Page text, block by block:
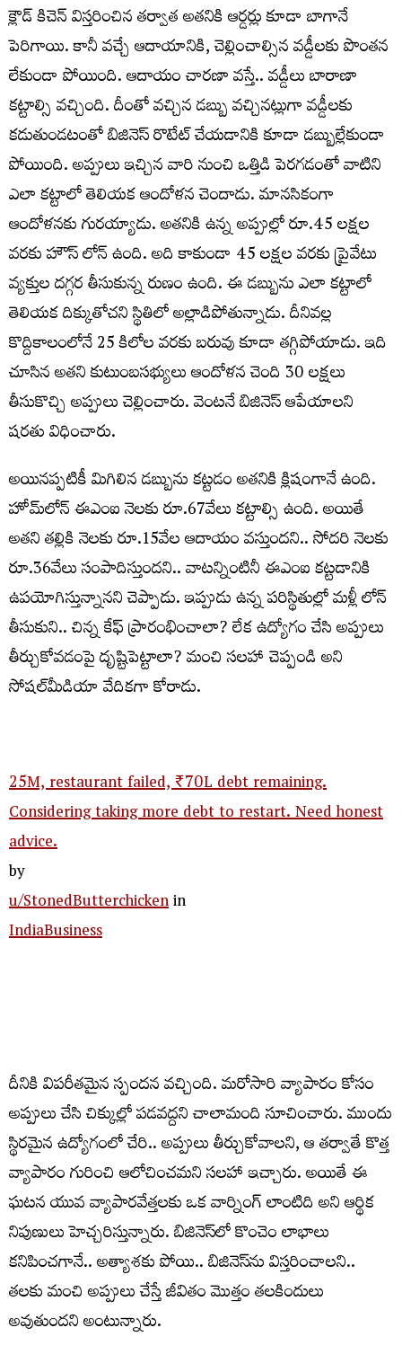
క్లౌడ్ కిచెన్ విస్తరించిన తర్వాత అతనికి ఆర్డర్లు కూడా బాగానే
పెరిగాయి. కానీ వచ్చే ఆదాయానికి, చెల్లించాల్సిన వడ్డీలకు పొంతన
లేకుండా పోయింది. ఆదాయం చారణా వస్తే.. వడ్డీలు బారాణా
కట్టాల్సి వచ్చింది. దీంతో వచ్చిన డబ్బు వచ్చినట్లుగా వడ్డీలకు
కడుతుండటంతో బిజినెస్ రొటేట్ చేయడానికి కూడా డబ్బుల్లేకుండా
పోయింది. అప్పులు ఇచ్చిన వారి నుంచి ఒత్తిడి పెరగడంతో వాటిని
ఎలా కట్టాలో తెలియక ఆందోళన చెందాడు. మానసికంగా
ఆందోళనకు గురయ్యాడు. అతనికి ఉన్న అప్పుల్లో రూ.45 లక్షల
వరకు హౌస్ లోన్ ఉంది. అది కాకుండా 45 లక్షల వరకు ప్రైవేటు
వ్యక్తుల దగ్గర తీసుకున్న రుణం ఉంది. ఈ డబ్బును ఎలా కట్టాలో
తెలియక దిక్కుతోచని స్థితిలో అల్లాడిపోతున్నాడు.దీనివల్ల
కొద్దికాలంలోనే 25 కిలోల వరకు బరువు కూడా తగ్గిపోయాడు.ఇది
చూసిన అతని కుటుంబసభ్యులు ఆందోళన చెంది 30 లక్షలు
తీసుకొచ్చి అప్పులు చెల్లించారు.వెంటనే బిజినెస్ ఆపేయాలని
షరతు విధించారు.
అయినప్పటికీ మిగిలిన డబ్బును కట్టడం అతనికి క్లిషంగానే ఉంది.
హోమ్‌లోన్ ఈఎంఐ నెలకు రూ.67వేలు కట్టాల్సి ఉంది. అయితే
అతని తల్లికి నెలకు రూ.15వేల ఆదాయం వస్తుందని.. సోదరి నెలకు
రూ.36వేలు సంపాదిస్తుందని.. వాటన్నింటినీ ఈఎంఐ కట్టడానికి
ఉపయోగిస్తున్నానని చెప్పాడు. ఇప్పుడు ఉన్న పరిస్థితుల్లో మళ్లీ లోన్
తీసుకుని.. చిన్న కేఫ్ ప్రారంభించాలా? లేక ఉద్యోగం చేసి అప్పులు
తీర్చుకోవడంపై దృష్టిపెట్టాలా?మంచి సలహా చెప్పండి అని
సోషల్‌మీడియా వేదికగా కోరాడు.
25M, restaurant failed, ₹70L debt remaining.
Considering taking more debt to restart. Need honest
advice.
by
u/StonedButterchickenin
IndiaBusiness
దీనికి విపరీతమైన స్పందన వచ్చింది. మరోసారి వ్యాపారం కోసం
అప్పులు చేసి చిక్కుల్లో పడవద్దని చాలామంది సూచించారు. ముందు
స్థిరమైన ఉద్యోగంలో చేరి.. అప్పులు తీర్చుకోవాలని, ఆ తర్వాతే కొత్త
వ్యాపారం గురించి ఆలోచించమని సలహా ఇచ్చారు. అయితే ఈ
ఘటన యువ వ్యాపారవేత్తలకు ఒక వార్నింగ్ లాంటిది అని ఆర్థిక
నిపుణులు హెచ్చరిస్తున్నారు. బిజినెస్‌లో కొంచెం లాభాలు
కనిపించగానే.. అత్యాశకు పోయి.. బిజినెస్‌ను విస్తరించాలని..
తలకు మంచి అప్పులు చేస్తే జీవితం మొత్తం తలకిందులు
అవుతుందని అంటున్నారు.